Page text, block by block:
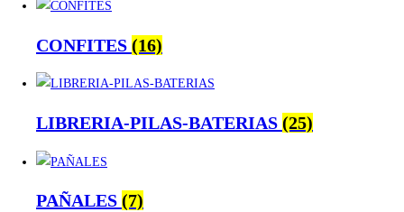
CONFITES (16)
LIBRERIA-PILAS-BATERIAS (25)
PAÑALES (7)